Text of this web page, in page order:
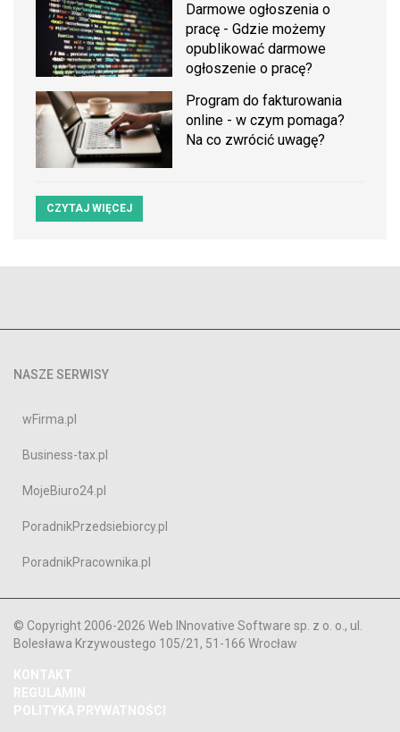
Darmowe ogłoszenia o
pracę - Gdzie możemy
opublikować darmowe
ogłoszenie o pracę?
Program do fakturowania
online - w czym pomaga?
Na co zwrócić uwagę?
CZYTAJ WIĘCEJ
NASZE SERWISY
wFirma.pl
Business-tax.pl
MojeBiuro24.pl
PoradnikPrzedsiebiorcy.pl
PoradnikPracownika.pl
© Copyright 2006-2026 Web INnovative Software sp. z o. o., ul.
Bolesława Krzywoustego 105/21, 51-166 Wrocław
KONTAKT
REGULAMIN
POLITYKA PRYWATNOŚCI